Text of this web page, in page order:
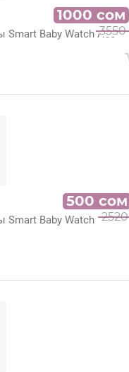
Smart Baby Watch A60
3550
1000 сом
Smart Baby Watch 2520
500 сом